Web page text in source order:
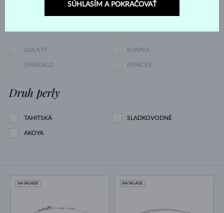
GUĽATÝ KVAPKA
SMARAGD PRINCES
Druh perly
TAHITSKÁ SLADKOVODNÉ
AKOYA
NA SKLADE NA SKLADE
SÚHLASÍM A POKRAČOVAŤ